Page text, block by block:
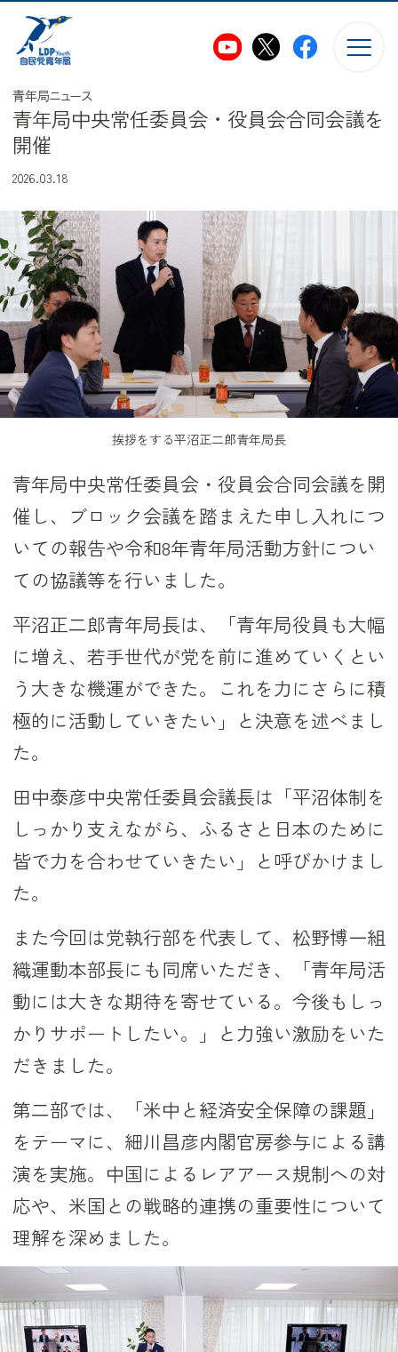
このページの本文へ移動
青年局ニュース
青年局中央常任委員会・役員会合同会議を
開催
2026.03.18
挨拶をする平沼正二郎青年局長
青年局中央常任委員会・役員会合同会議を開
催し、ブロック会議を踏まえた申し入れにつ
いての報告や令和8年青年局活動方針につい
ての協議等を行いました。
平沼正二郎青年局長は、「青年局役員も大幅
に増え、若手世代が党を前に進めていくとい
う大きな機運ができた。これを力にさらに積
極的に活動していきたい」と決意を述べまし
た。
田中泰彦中央常任委員会議長は「平沼体制を
しっかり支えながら、ふるさと日本のために
皆で力を合わせていきたい」と呼びかけまし
た。
また今回は党執行部を代表して、松野博一組
織運動本部長にも同席いただき、「青年局活
動には大きな期待を寄せている。今後もしっ
かりサポートしたい。」と力強い激励をいた
だきました。
第二部では、「米中と経済安全保障の課題」
をテーマに、細川昌彦内閣官房参与による講
演を実施。中国によるレアアース規制への対
応や、米国との戦略的連携の重要性について
理解を深めました。